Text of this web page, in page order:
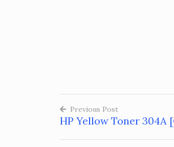
Post
Previous Post
HP Yellow Toner 304A